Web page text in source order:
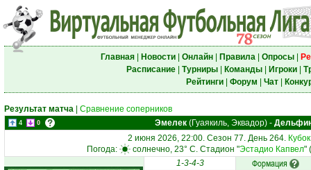
Главная| Новости| Онлайн| Правила| Опросы|
Расписание| Турниры| Команды| Игроки|
Рейтинги| Форум Чат|
Результат матча Сравнение соперников
4 0 Эмелек (Гуаякиль, Эквадор) -
2 июня 2026, 22:00. Сезон 77. День 264.
Погода:
солнечно, 23° C. Стадион "Эстадио Капвел"
1-3-4-3 Формация